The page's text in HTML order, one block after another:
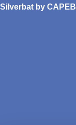
Silverbat by CAPEB